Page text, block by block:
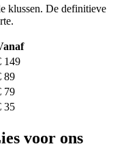
klussen. De definitieve
149
89
79
35
voor ons